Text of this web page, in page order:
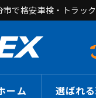
市で格安車検・トラッ
ーム 選ばれ